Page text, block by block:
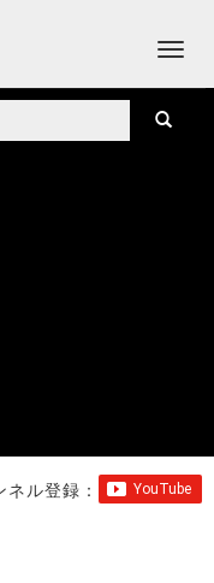
ネル登録：